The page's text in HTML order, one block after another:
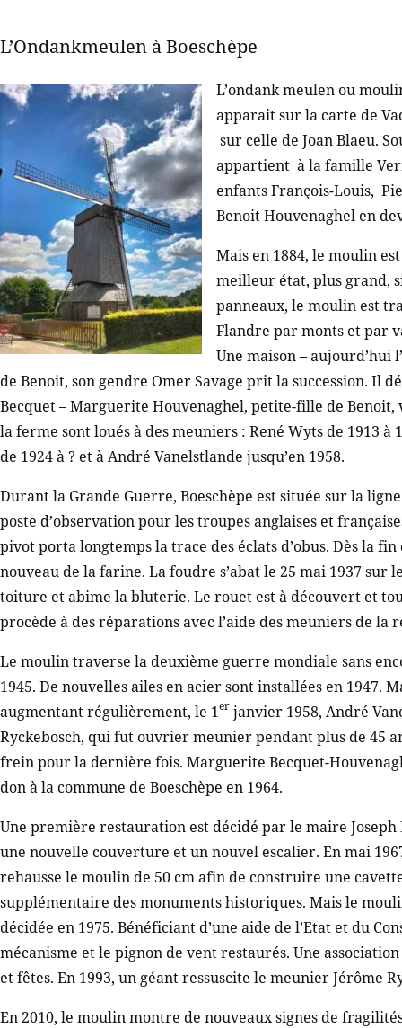
L’Ondankmeulen à Boeschèpe
L’ondank meulen ou
apparait sur la carte de
sur celle de Joan Blaeu.
appartient à la famille
enfants François-Louis,
Benoit Houvenaghel en
Mais en 1884, le moulin
meilleur état, plus grand,
panneaux, le moulin est
Flandre par monts et par
Une maison – aujourd’hui
de Benoit, son gendre Omer Savage prit la succession. Il
Becquet – Marguerite Houvenaghel, petite-fille de Benoit,
la ferme sont loués à des meuniers : René Wyts de 1913
de 1924 à ? et à André Vanelstlande jusqu’en 1958.
Durant la Grande Guerre, Boeschèpe est située sur la
poste d’observation pour les troupes anglaises et
pivot porta longtemps la trace des éclats d’obus. Dès la
nouveau de la farine. La foudre s’abat le 25 mai 1937
toiture et abime la bluterie. Le rouet est à découvert et
procède à des réparations avec l’aide des meuniers de la
Le moulin traverse la deuxième guerre mondiale sans
1945. De nouvelles ailes en acier sont installées en 1947.
augmentant régulièrement, le 1er janvier 1958, André
Ryckebosch, qui fut ouvrier meunier pendant plus de 45
frein pour la dernière fois. Marguerite Becquet-
don à la commune de Boeschèpe en 1964.
Une première restauration est décidé par le maire
une nouvelle couverture et un nouvel escalier. En mai
rehausse le moulin de 50 cm afin de construire une
supplémentaire des monuments historiques. Mais le
décidée en 1975. Bénéficiant d’une aide de l’Etat et du
mécanisme et le pignon de vent restaurés. Une
et fêtes. En 1993, un géant ressuscite le meunier Jérôme
En 2010, le moulin montre de nouveaux signes de